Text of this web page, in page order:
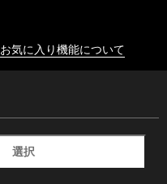
お気に入り機能について
選択